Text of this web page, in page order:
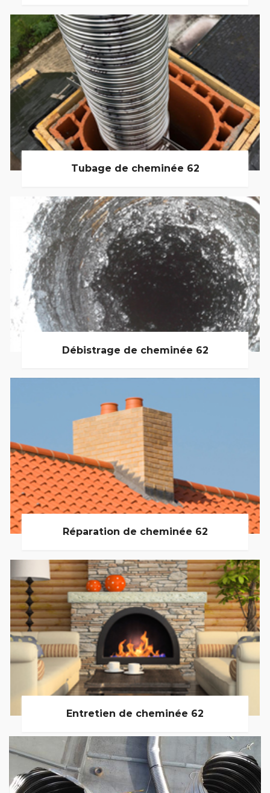
Tubage de cheminée 62
Débistrage de cheminée 62
Réparation de cheminée 62
Entretien de cheminée 62